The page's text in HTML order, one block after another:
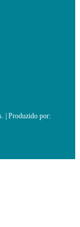
| Produzido por: